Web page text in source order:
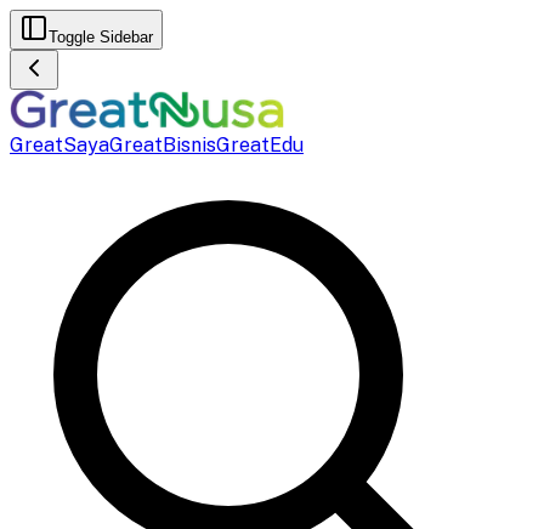
Toggle Sidebar
GreatSayaGreatBisnisGreatEdu